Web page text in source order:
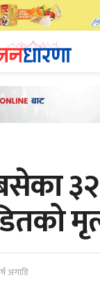
३२
अगाडि